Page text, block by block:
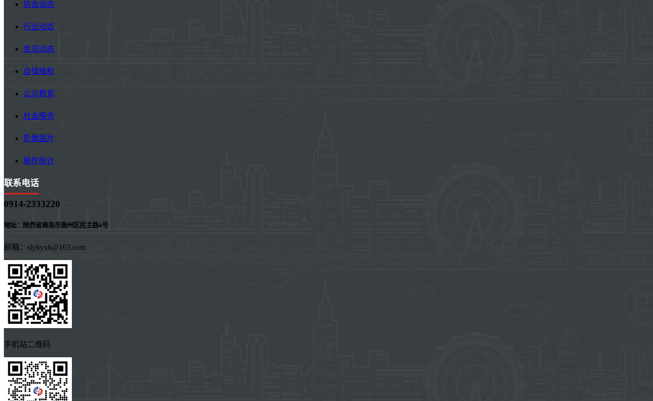
协会动态
行业动态
会员动态
自律维权
公众教育
社会服务
影像图片
稿件统计
联系电话
0914-2333220
地址：陕西省商洛市商州区民主路4号
邮箱：slyhyxh@163.com
手机站二维码